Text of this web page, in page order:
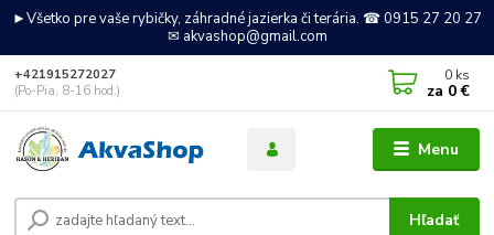
►Všetko pre vaše rybičky, záhradné jazierka či terária. ☎ 0915 27 20 27
✉ akvashop@gmail.com
Menu
Hľadať
+421915272027
(Po-Pia, 8-16 hod.)
0 ks
za 0 €